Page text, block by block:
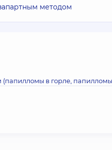
методом
в горле,